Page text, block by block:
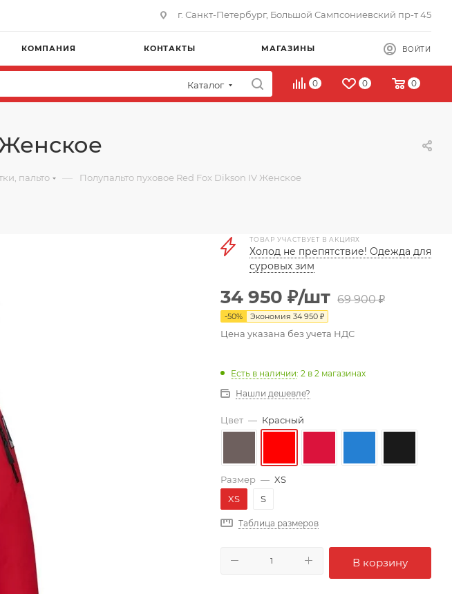
г. Санкт-Петербург, Большой Сампсониевский пр-т 45
КОМПАНИЯ КОНТАКТЫ МАГАЗИНЫ ВОЙТИ
Каталог 0 0 0
пальто — Полупальто пуховое Red Fox Dikson IV Женское
ТОВАР УЧАСТВУЕТ В АКЦИЯХ
Холод не препятствие! Одежда для
суровых зим
34 950 ₽/шт 69 900₽
-50% Экономия 34 950 ₽
Цена указана без учета НДС
Есть в наличии: 2 в 2 магазинах
Нашли дешевле?
Цвет — Красный
Размер — XS
XS
S
Таблица размеров
В корзину